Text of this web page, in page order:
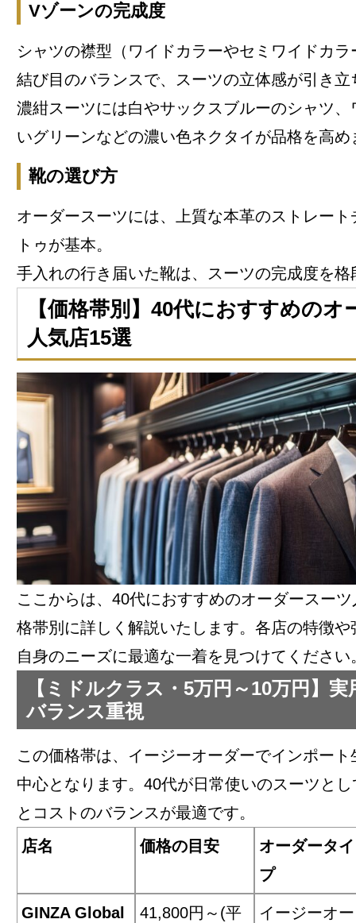
Vゾーンの完成度
シャツの襟型（ワイドカラーやセミワイドカ
結び目のバランスで、スーツの立体感が引き立
濃紺スーツには白やサックスブルーのシャツ
いグリーンなどの濃い色ネクタイが品格を高め
靴の選び方
オーダースーツには、上質な本革のストレー
トゥが基本。
手入れの行き届いた靴は、スーツの完成度を格
【価格帯別】40代におすすめのオ
人気店15選
ここからは、40代におすすめのオーダースー
格帯別に詳しく解説いたします。各店の特徴
自身のニーズに最適な一着を見つけてください
【ミドルクラス・5万円～10万円】
バランス重視
この価格帯は、イージーオーダーでインポー
中心となります。40代が日常使いのスーツと
とコストのバランスが最適です。
店名
価格の目安
オーダータイ
プ
GINZA Global
41,800円～(平
イージーオー